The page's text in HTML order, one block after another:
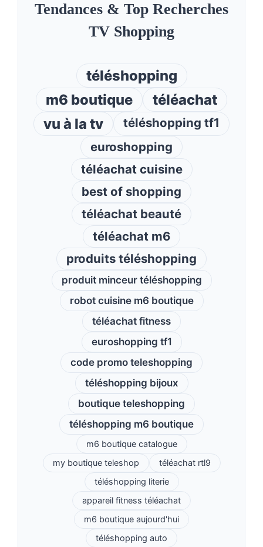
Tendances & Top Recherches
TV Shopping
téléshopping
m6 boutique
téléachat
vu à la tv
téléshopping tf1
euroshopping
téléachat cuisine
best of shopping
téléachat beauté
téléachat m6
produits téléshopping
produit minceur téléshopping
robot cuisine m6 boutique
téléachat fitness
euroshopping tf1
code promo teleshopping
téléshopping bijoux
boutique teleshopping
téléshopping m6 boutique
m6 boutique catalogue
my boutique teleshop
téléachat rtl9
téléshopping literie
appareil fitness téléachat
m6 boutique aujourd'hui
téléshopping auto